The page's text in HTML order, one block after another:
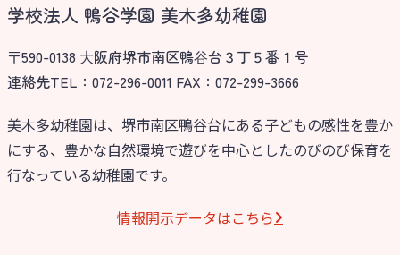
学校法人 鴨谷学園 美木多幼稚園
〒590-0138 ⼤阪府堺市南区鴨⾕台３丁５番１号
連絡先TEL：072-296-0011 FAX：072-299-3666
美木多幼稚園は、堺市南区鴨谷台にある子どもの感性を豊か
にする、豊かな自然環境で遊びを中心としたのびのび保育を
行なっている幼稚園です。
情報開⽰データはこちら